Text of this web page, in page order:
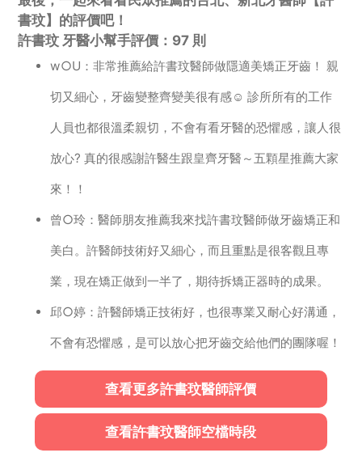
書玟】的評價吧！
許書玟 牙醫小幫手評價：97 則
w○U：非常推薦給許書玟醫師做隱適美矯正牙齒！ 親
切又細心，牙齒變整齊變美很有感☺️ 診所所有的工作
人員也都很溫柔親切，不會有看牙醫的恐懼感，讓人很
放心? 真的很感謝許醫生跟皇齊牙醫～五顆星推薦大家
來！！
曾○玲：醫師朋友推薦我來找許書玟醫師做牙齒矯正和
美白。許醫師技術好又細心，而且重點是很客觀且專
業，現在矯正做到一半了，期待拆矯正器時的成果。
邱○婷：許醫師矯正技術好，也很專業又耐心好溝通，
不會有恐懼感，是可以放心把牙齒交給他們的團隊喔！
查看更多許書玟醫師評價
查看許書玟醫師空檔時段